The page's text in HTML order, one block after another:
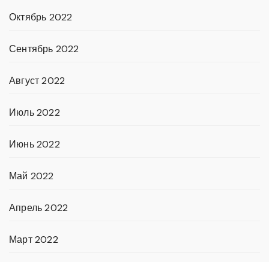
Октябрь 2022
Сентябрь 2022
Август 2022
Июль 2022
Июнь 2022
Май 2022
Апрель 2022
Март 2022